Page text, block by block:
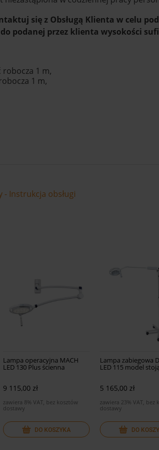
się z Obsługą Klienta w celu
podanej przez klienta wysokości
robocza 1 m,
1 m,
- Instrukcja obsługi
Lampa operacyjna MACH
LED 130 Plus ścienna
9 115,00 zł
zawiera 8% VAT, bez kosztów
dostawy
DO KOSZYKA
Lampa zabiegowa
LED 115 model
5 165,00 zł
zawiera 23% VAT, bez
dostawy
DO